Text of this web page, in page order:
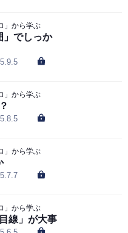
」から学ぶ
」でしっか
」から学ぶ
」から学ぶ
」から学ぶ
線」が大事